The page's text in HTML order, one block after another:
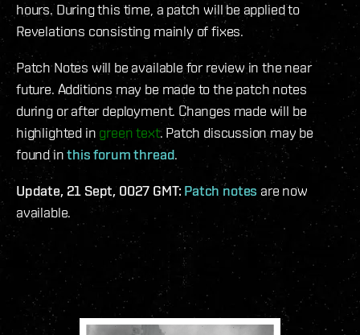
hours. During this time, a patch will be applied to
Revelations consisting mainly of fixes.
Patch Notes will be available for review in the near
future. Additions may be made to the patch notes
during or after deployment. Changes made will be
highlighted in green text. Patch discussion may be
found inthis forum thread.
Update, 21 Sept, 0027 GMT: Patch notes are now
available.